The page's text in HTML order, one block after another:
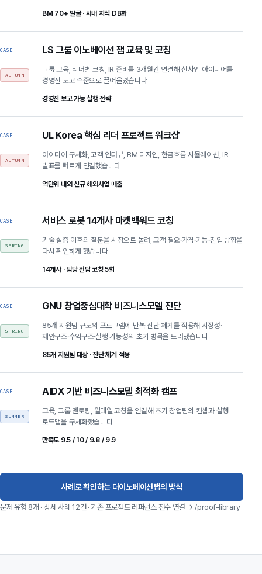
BM 70+ 발굴 · 사내 지식 DB화
CASE LS 그룹 이노베이션 잼 교육 및 코칭
그룹 교육, 리더별 코칭, IR 준비를 3개월간 연결해 신사업 아이디어를
경영진 보고 수준으로 끌어올렸습니다
경영진 보고 가능 실행 전략
AUTUMN
CASE UL Korea 핵심 리더 프로젝트 워크샵
아이디어 구체화, 고객 인터뷰, BM 디자인, 현금흐름 시뮬레이션, IR
발표를 빠르게 연결했습니다
억단위 내외 신규 해외사업 매출
AUTUMN
CASE 서비스 로봇 14개사 마켓백워드 코칭
기술 실증 이후의 질문을 시장으로 돌려, 고객 필요·가격·기능·진입 방향을
다시 확인하게 했습니다
14개사 · 팀당 전담 코칭 5회
SPRING
CASE GNU 창업중심대학 비즈니스모델 진단
85개 지원팀 규모의 프로그램에 반복 진단 체계를 적용해 시장성·
제안구조·수익구조·실행 가능성의 초기 병목을 드러냈습니다
85개 지원팀 대상 · 진단 체계 적용
SPRING
CASE AIDX 기반 비즈니스모델 최적화 캠프
교육, 그룹 멘토링, 일대일 코칭을 연결해 초기 창업팀의 컨셉과 실행
로드맵을 구체화했습니다
만족도 9.5 / 10 / 9.8 / 9.9
SUMMER
사례로 확인하는 더이노베이션랩의 방식
문제 유형 8개 · 상세 사례 12건 · 기존 프로젝트 레퍼런스 전수 연결 → /proof-library